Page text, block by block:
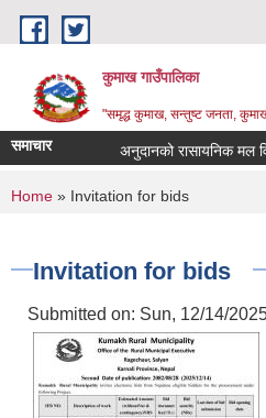
Skip to main content
कुमाख गाउँपालिका
"समृद्ध कुमाख, सन्तुष्ट जनता,
समाचार अनुदानको रासायनिक मल
You are here
Home » Invitation for bids
Invitation for bids
Submitted on: Sun, 12/14/